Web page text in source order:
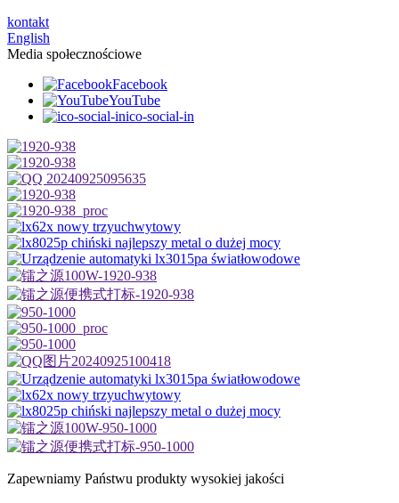
kontakt
English
Media społecznościowe
Facebook
YouTube
ico-social-in
Zapewniamy Państwu produkty wysokiej jakości